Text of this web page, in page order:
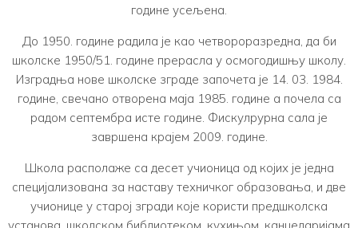
године усељена.
До 1950. године радила је као четвороразредна, да би
школске 1950/51. године прерасла у осмогодишњу школу.
Изградња нове школске зграде започета је 14. 03. 1984.
године, свечано отворена маја 1985. године а почела са
радом септембра исте године. Фискулрурна сала је
завршена крајем 2009. године.
Школа располаже са десет учионица од којих је једна
специјализована за наставу техничког образовања, и две
учионице у старој згради које користи предшколска
установа, школском библиотеком, кухињом, канцеларијама